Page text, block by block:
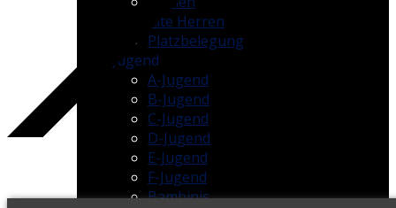
Alte Herren
Platzbelegung
Jugend
A-Jugend
B-Jugend
C-Jugend
D-Jugend
E-Jugend
F-Jugend
Bambinis